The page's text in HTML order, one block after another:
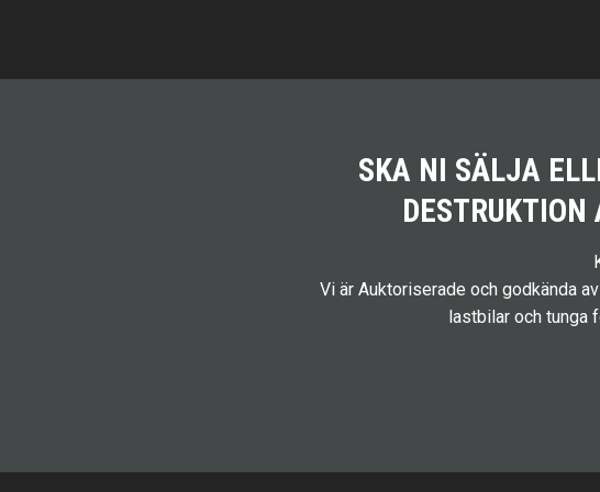
SKA NI SÄLJA
Vi är Auktoriserade och godkända
lastbilar och tunga